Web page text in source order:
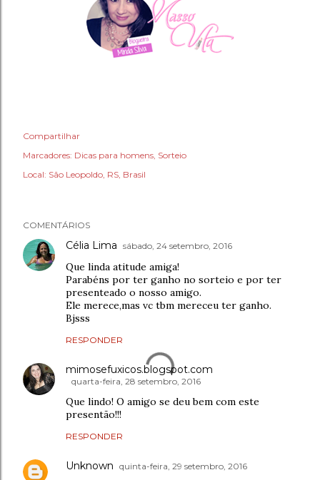
Compartilhar
Marcadores: Dicas para homens Sorteio
Local: São Leopoldo, RS, Brasil
COMENTÁRIOS
Célia Lima sábado, 24 setembro, 2016
Que linda atitude amiga!
Parabéns por ter ganho no sorteio e por ter
presenteado o nosso amigo.
Ele merece,mas vc tbm mereceu ter ganho.
Bjsss
RESPONDER
mimosefuxicos.blogspot.com
quarta-feira, 28 setembro, 2016
Que lindo! O amigo se deu bem com este
presentão!!!
RESPONDER
Unknown quinta-feira, 29 setembro, 2016